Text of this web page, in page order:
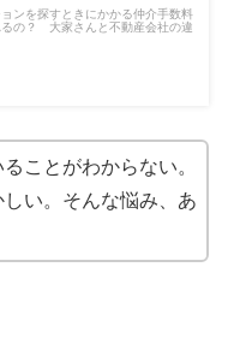
ンを探すときにかかる仲介手数料
の？ 大家さんと不動産会社の違
ことがわからない。
い。そんな悩み、あ